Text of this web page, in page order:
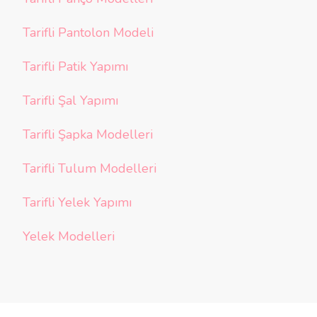
Tarifli Pantolon Modeli
Tarifli Patik Yapımı
Tarifli Şal Yapımı
Tarifli Şapka Modelleri
Tarifli Tulum Modelleri
Tarifli Yelek Yapımı
Yelek Modelleri